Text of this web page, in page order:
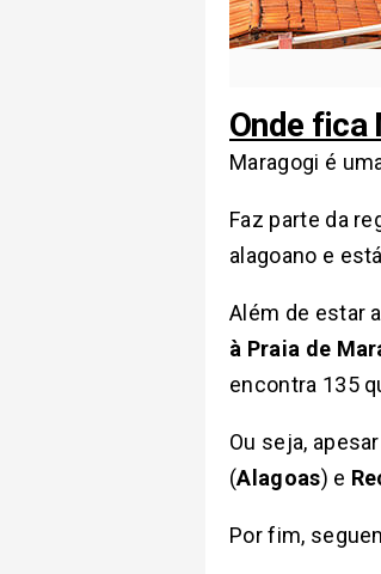
Onde fica
Maragogi é
Faz parte da
alagoano e
Além de estar
à Praia de
encontra 135
Ou seja,
(Alagoas) e
Por fim,